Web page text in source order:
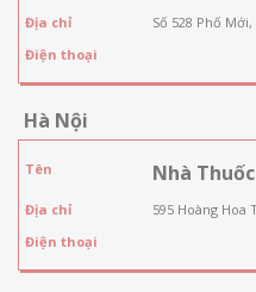
Địa chỉ
Số 528 Phố
Điện thoại
Hà Nội
Tên Nhà
Địa chỉ
595 Hoàng Hoa
Điện thoại